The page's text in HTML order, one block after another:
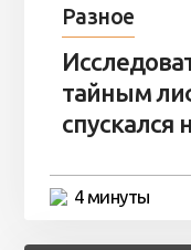
Разное
тайным
спускался
4 минуты